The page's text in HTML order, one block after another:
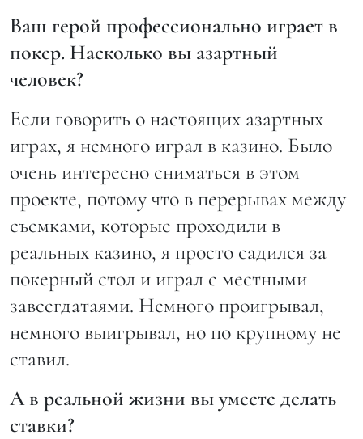
Ваш герой профессионально играет в
покер. Насколько вы азартный
человек?
Если говорить о настоящих азартных
играх, я немного играл в казино. Было
очень интересно сниматься в этом
проекте, потому что в перерывах между
съемками, которые проходили в
реальных казино, я просто садился за
покерный стол и играл с местными
завсегдатаями. Немного проигрывал,
немного выигрывал, но по крупному не
ставил.
А в реальной жизни вы умеете делать
ставки?